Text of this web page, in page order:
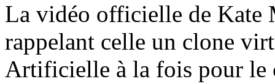
La vidéo officielle de Kate
rappelant celle un clone
Artificielle à la fois pour le